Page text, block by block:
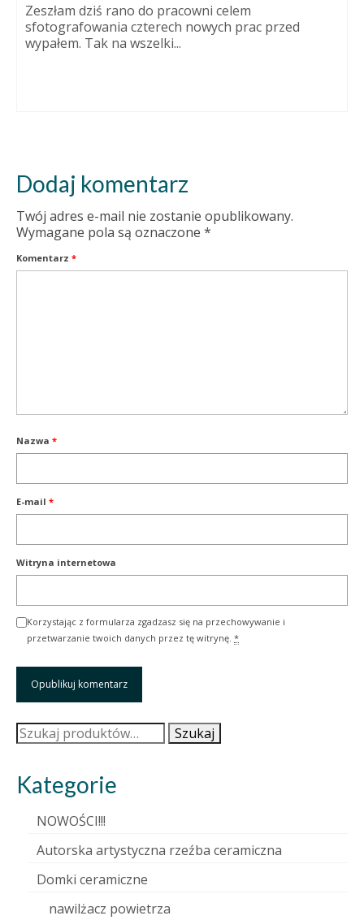
Zeszłam dziś rano do pracowni celem
sfotografowania czterech nowych prac przed
wypałem. Tak na wszelki...
Dodaj komentarz
Twój adres e-mail nie zostanie opublikowany.
Wymagane pola są oznaczone *
Komentarz *
Nazwa *
E-mail *
Witryna internetowa
Korzystając z formularza zgadzasz się na przechowywanie i
przetwarzanie twoich danych przez tę witrynę. *
Szukaj: Szukaj
Kategorie
NOWOŚCI!!!
Autorska artystyczna rzeźba ceramiczna
Domki ceramiczne
nawilżacz powietrza